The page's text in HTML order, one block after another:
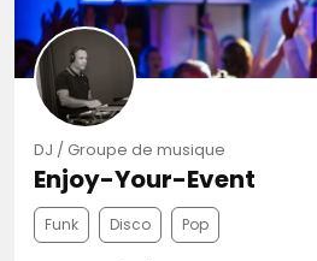
DJ / Groupe de musique
Enjoy-Your-Event
Funk Disco Pop